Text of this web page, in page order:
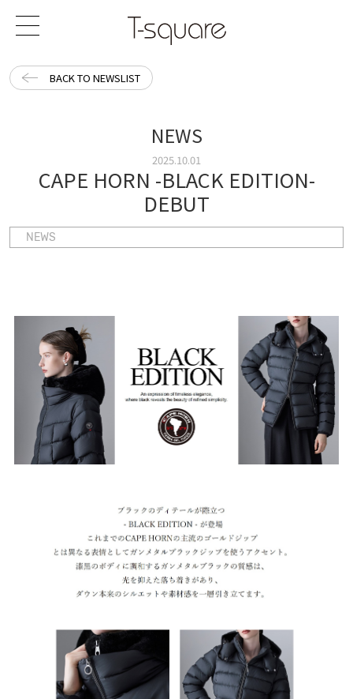
BACK TO NEWSLIST
NEWS
2025.10.01
CAPE HORN -BLACK EDITION-
DEBUT
NEWS